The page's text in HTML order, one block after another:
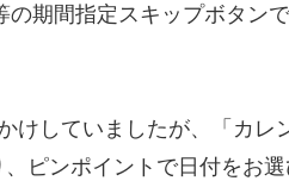
の期間指定スキップボタンで
けしていましたが、「カレ
ピンポイントで日付をお